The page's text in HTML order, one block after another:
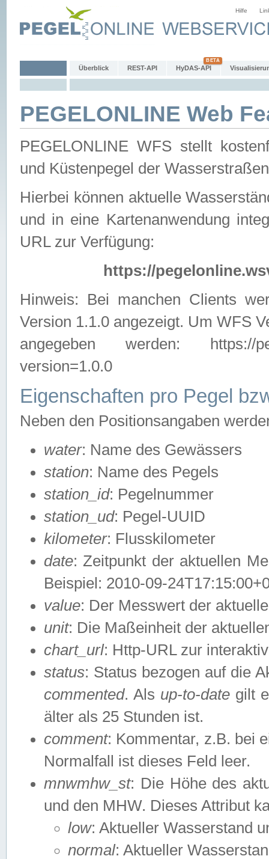
Hilfe
Überblick REST-API HyDAS-API
PEGELONLINE Web
PEGELONLINE WFS stellt
und Küstenpegel der
Hierbei können aktuelle
und in eine Kartenanwendung
URL zur Verfügung:
https://
Hinweis: Bei manchen Clients
Version 1.1.0 angezeigt. Um WFS
angegeben werden: https://
version=1.0.0
Eigenschaften pro Pegel
Neben den Positionsangaben
water: Name des Gewässers
station: Name des Pegels
station_id: Pegelnummer
station_ud: Pegel-UUID
kilometer: Flusskilometer
date: Zeitpunkt der aktuellen
Beispiel: 2010-09-
value: Der Messwert der
unit: Die Maßeinheit der
chart_url: Http-URL zur
status: Status bezogen auf die
commented. Als up-to-date gilt
älter als 25 Stunden ist.
comment: Kommentar, z.B. bei
Normalfall ist dieses Feld leer.
mnwmhw_st: Die Höhe des
und den MHW. Dieses Attribut
low: Aktueller Wasserstand
normal: Aktueller